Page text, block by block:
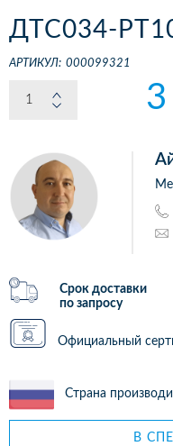
ДТС034-
АРТИКУЛ: 000099321
Срок доставки
по запросу
Официальный
Страна
В